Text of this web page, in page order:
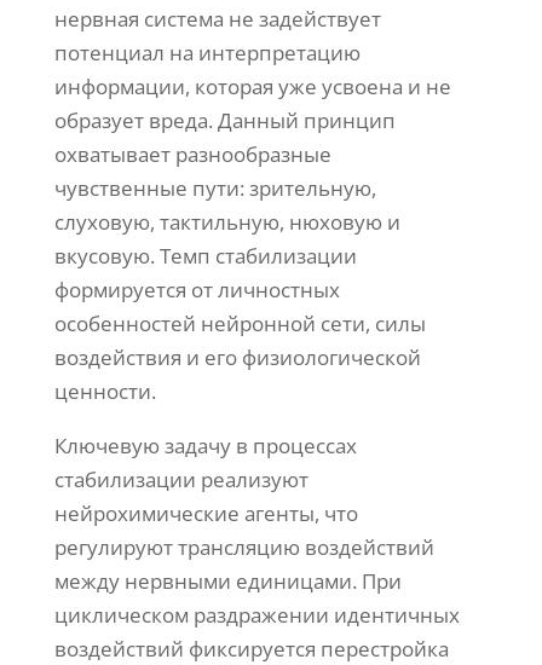
нервная система не задействует
потенциал на интерпретацию
информации, которая уже усвоена и не
образует вреда. Данный принцип
охватывает разнообразные
чувственные пути: зрительную,
слуховую, тактильную, нюховую и
вкусовую. Темп стабилизации
формируется от личностных
особенностей нейронной сети, силы
воздействия и его физиологической
ценности.
Ключевую задачу в процессах
стабилизации реализуют
нейрохимические агенты, что
регулируют трансляцию воздействий
между нервными единицами. При
циклическом раздражении идентичных
воздействий фиксируется перестройка